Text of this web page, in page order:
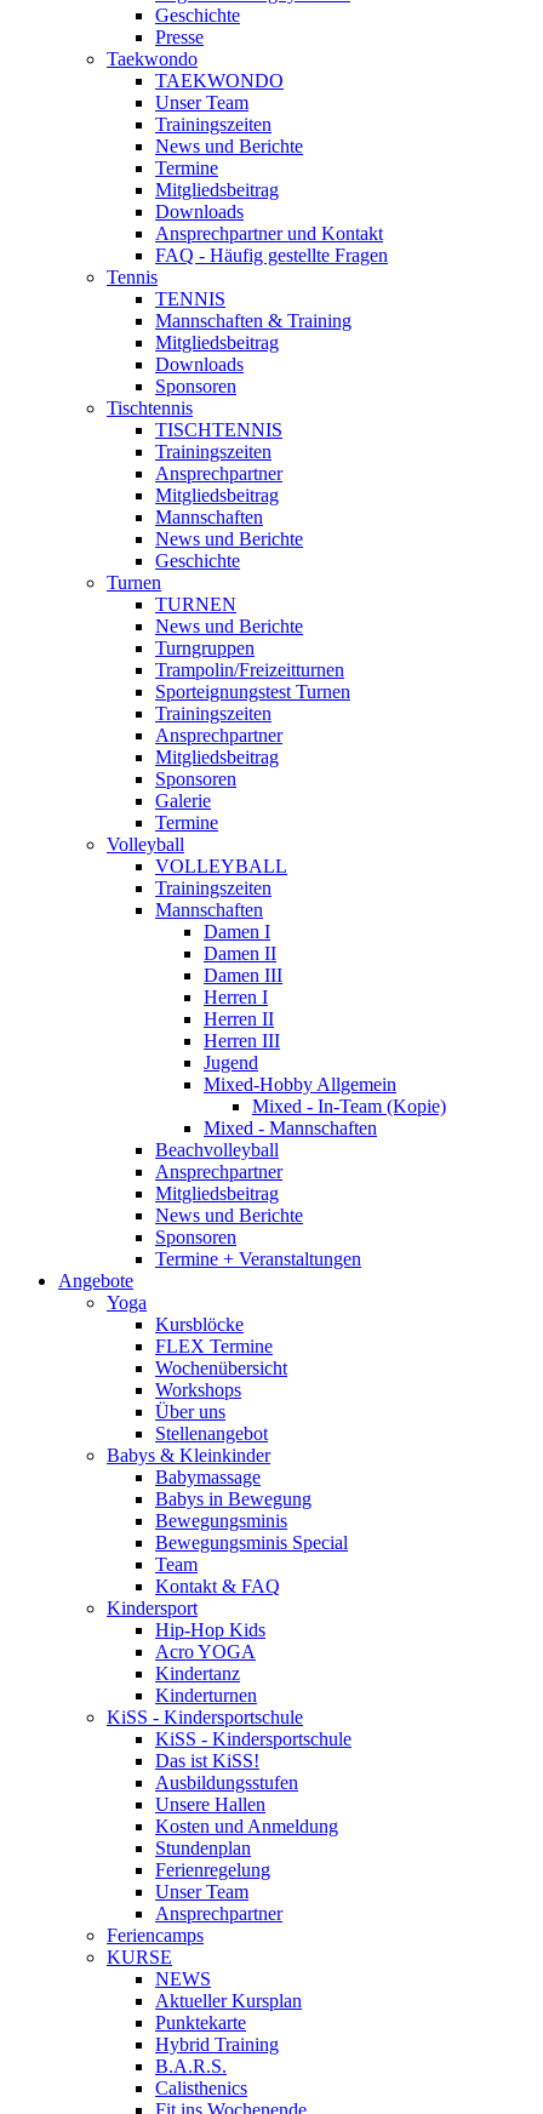
Geschichte
Presse
Taekwondo
TAEKWONDO
Unser Team
Trainingszeiten
News und Berichte
Termine
Mitgliedsbeitrag
Downloads
Ansprechpartner und Kontakt
FAQ - Häufig gestellte Fragen
Tennis
TENNIS
Mannschaften & Training
Mitgliedsbeitrag
Downloads
Sponsoren
Tischtennis
TISCHTENNIS
Trainingszeiten
Ansprechpartner
Mitgliedsbeitrag
Mannschaften
News und Berichte
Geschichte
Turnen
TURNEN
News und Berichte
Turngruppen
Trampolin/Freizeitturnen
Sporteignungstest Turnen
Trainingszeiten
Ansprechpartner
Mitgliedsbeitrag
Sponsoren
Galerie
Termine
Volleyball
VOLLEYBALL
Trainingszeiten
Mannschaften
Damen I
Damen II
Damen III
Herren I
Herren II
Herren III
Jugend
Mixed-Hobby Allgemein
Mixed - In-Team (Kopie)
Mixed - Mannschaften
Beachvolleyball
Ansprechpartner
Mitgliedsbeitrag
News und Berichte
Sponsoren
Termine + Veranstaltungen
Angebote
Yoga
Kursblöcke
FLEX Termine
Wochenübersicht
Workshops
Über uns
Stellenangebot
Babys & Kleinkinder
Babymassage
Babys in Bewegung
Bewegungsminis
Bewegungsminis Special
Team
Kontakt & FAQ
Kindersport
Hip-Hop Kids
Acro YOGA
Kindertanz
Kinderturnen
KiSS - Kindersportschule
KiSS - Kindersportschule
Das ist KiSS!
Ausbildungsstufen
Unsere Hallen
Kosten und Anmeldung
Stundenplan
Ferienregelung
Unser Team
Ansprechpartner
Feriencamps
KURSE
NEWS
Aktueller Kursplan
Punktekarte
Hybrid Training
B.A.R.S.
Calisthenics
Fit ins Wochenende